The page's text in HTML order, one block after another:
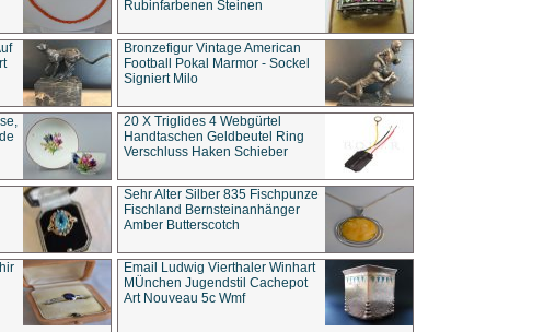
Rubinfarbenen Steinen
Bronzefigur Vintage American
Football Pokal Marmor - Sockel
Signiert Milo
20 X Triglides 4 Webgürtel
Handtaschen Geldbeutel Ring
Verschluss Haken Schieber
Sehr Alter Silber 835 Fischpunze
Fischland Bernsteinanhänger
Amber Butterscotch
Email Ludwig Vierthaler Winhart
MÜnchen Jugendstil Cachepot
Art Nouveau 5c Wmf